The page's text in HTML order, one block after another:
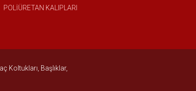
POLİÜRETAN KALIPLARI
Koltukları, Başlıklar,